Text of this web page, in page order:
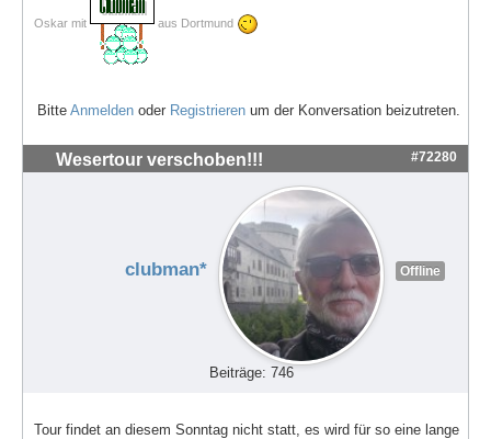
Oskar mit aus Dortmund
Bitte Anmelden oder Registrieren um der Konversation beizutreten.
Wesertour verschoben!!! #72280
clubman* Offline
Beiträge: 746
Tour findet an diesem Sonntag nicht statt, es wird für so eine lange